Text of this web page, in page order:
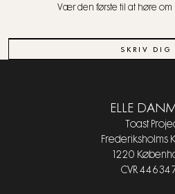
Vær den første til at høre
SKRIV DIG
ELLE
Toast
Frederiksholms
1220
CVR